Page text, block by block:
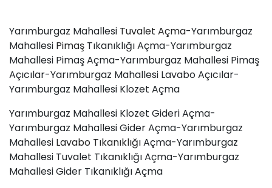
Yarımburgaz Mahallesi Tuvalet Açma-Yarımburgaz
Mahallesi Pimaş Tıkanıklığı Açma-Yarımburgaz
Mahallesi Pimaş Açma-Yarımburgaz Mahallesi Pimaş
Açıcılar-Yarımburgaz Mahallesi Lavabo Açıcılar-
Yarımburgaz Mahallesi Klozet Açma
Yarımburgaz Mahallesi Klozet Gideri Açma-
Yarımburgaz Mahallesi Gider Açma-Yarımburgaz
Mahallesi Lavabo TıkanıklığıAçma-Yarımburgaz
Mahallesi Tuvalet Tıkanıklığı Açma-Yarımburgaz
Mahallesi Gider Tıkanıklığı Açma